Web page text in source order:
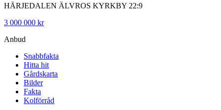
HÄRJEDALEN ÄLVROS KYRKBY 22:9
3 000 000 kr
Anbud
Snabbfakta
Hitta hit
Gårdskarta
Bilder
Fakta
Kolförråd